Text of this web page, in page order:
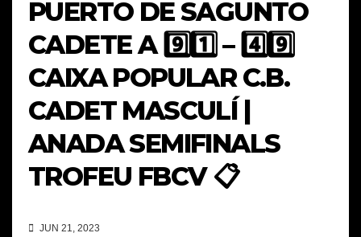
PUERTO DE SAGUNTO
CADETE A 9️⃣1️⃣ – 4️⃣9️⃣
CAIXA POPULAR C.B.
CADET MASCULÍ |
ANADA SEMIFINALS
TROFEU FBCV 📋
JUN 21, 2023